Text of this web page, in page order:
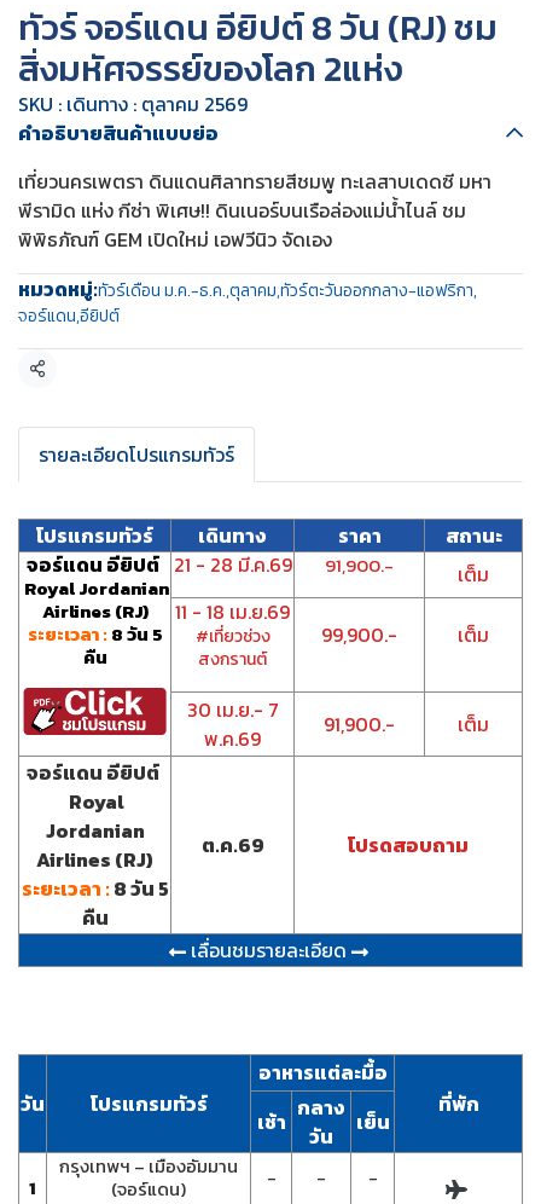
ทัวร์ จอร์แดน อียิปต์ 8 วัน (RJ) ชม
สิ่งมหัศจรรย์ของโลก 2แห่ง
SKU : เดินทาง : ตุลาคม 2569
คำอธิบายสินค้าแบบย่อ
เที่ยวนครเพตรา ดินแดนศิลาทรายสีชมพู ทะเลสาบเดดซี มหา
พีรามิด แห่ง กีซ่า พิเศษ!! ดินเนอร์บนเรือล่องแม่น้ำไนล์ ชม
พิพิธภัณฑ์ GEM เปิดใหม่ เอฟวีนิว จัดเอง
หมวดหมู่:ทัวร์เดือน ม.ค.-ธ.ค.,ตุลาคม,ทัวร์ตะวันออกกลาง-แอฟริกา,
จอร์แดน,อียิปต์
แชร์
รายละเอียดโปรแกรมทัวร์
โปรแกรมทัวร์ เดินทาง ราคา
สถานะ
จอร์แดน อียิปต์
Royal Jordanian
Airlines (RJ)
ระยะเวลา :8 วัน 5
คืน
21 - 28 มี.ค.69 91,900.-
เต็ม
11 - 18 เม.ย.69
#เที่ยวช่วง
สงกรานต์
99,900.- เต็ม
30 เม.ย.- 7
พ.ค.69
91,900.-
เต็ม
จอร์แดน อียิปต์
Royal
Jordanian
Airlines (RJ)
ระยะเวลา :8 วัน 5
คืน
ต.ค.69 โปรดสอบถาม
เลื่อนชมรายละเอียด
วัน โปรแกรมทัวร์
อาหารแต่ละมื้อ
ที่พัก
เช้า กลาง
วัน
เย็น
1
กรุงเทพฯ – เมืองอัมมาน
(จอร์แดน)
- - -